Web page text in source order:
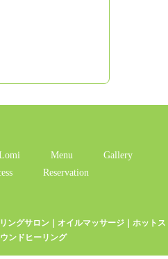
Menu
Gallery
Reservation
ングサロン｜オイルマッサージ｜ホットス
ウンドヒーリング